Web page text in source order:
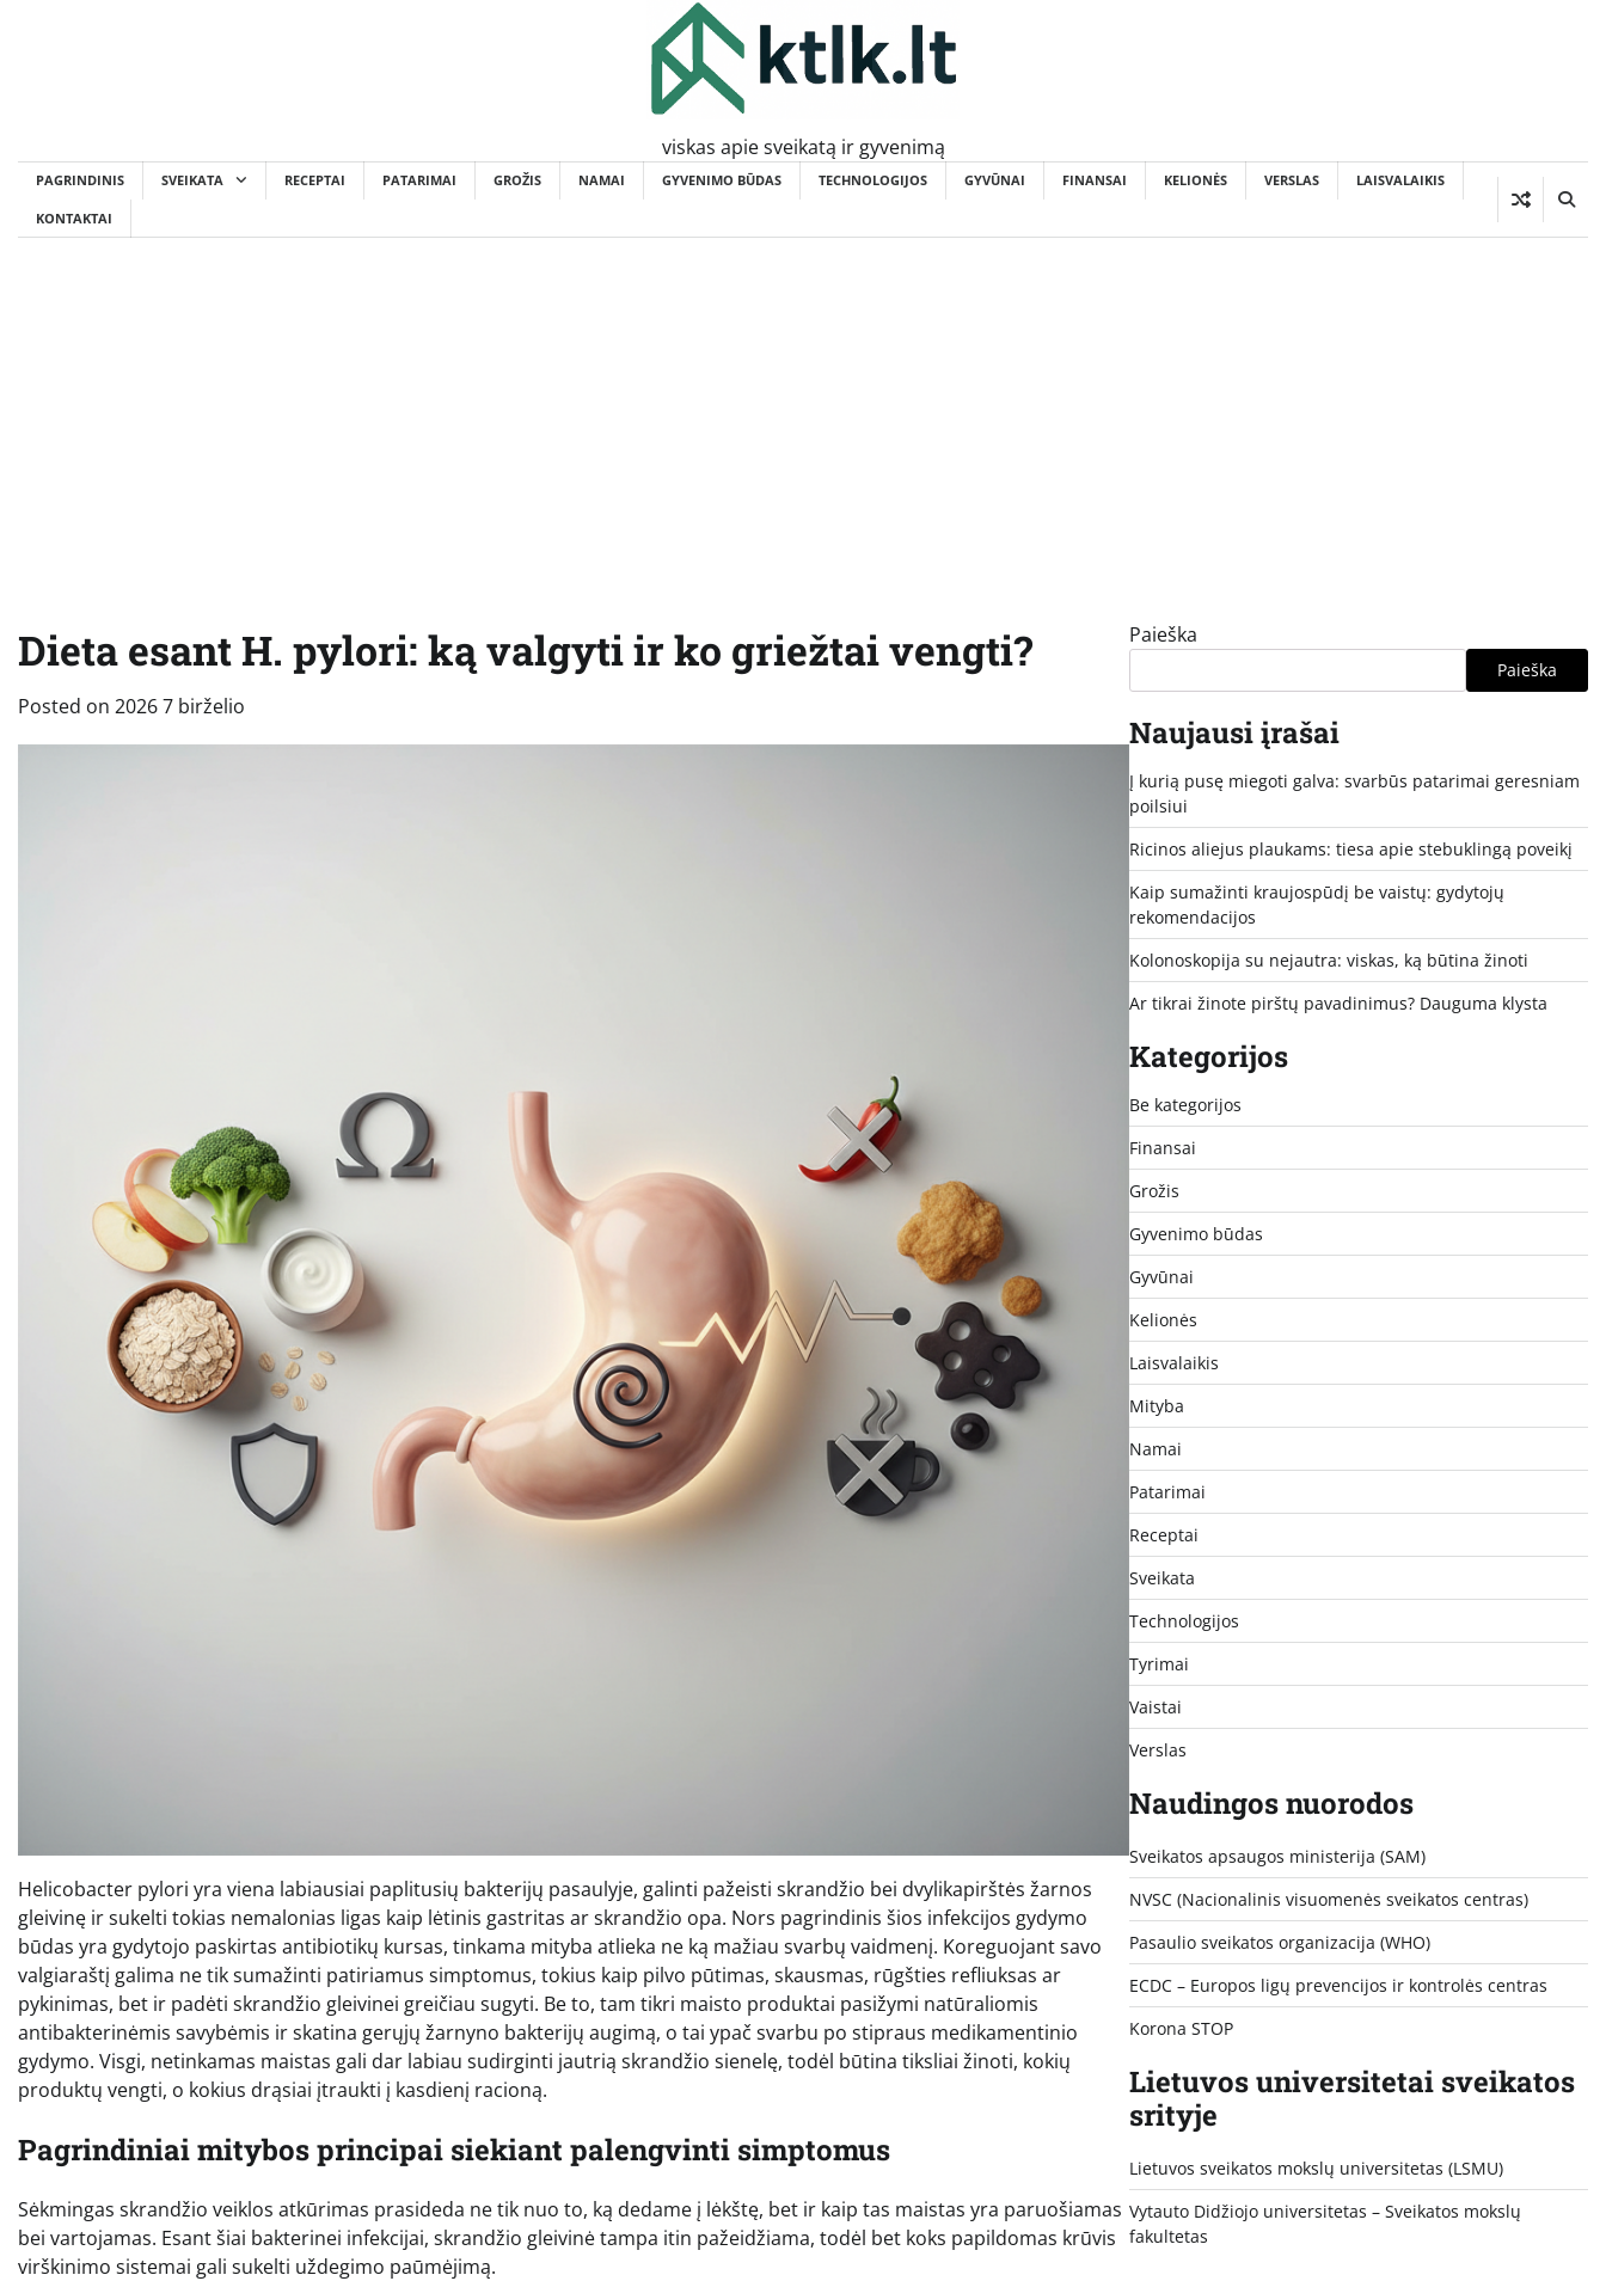
viskas apie sveikatą ir gyvenimą
PAGRINDINIS SVEIKATA RECEPTAI PATARIMAI GROŽIS NAMAI GYVENIMO BŪDAS TECHNOLOGIJOS GYVŪNAI FINANSAI KELIONĖS VERSLAS LAISVALAIKIS
KONTAKTAI
Dieta esant H. pylori: ką valgyti ir ko griežtai vengti?
Posted on 2026 7 birželio
Helicobacter pylori yra viena labiausiai paplitusių bakterijų pasaulyje, galinti pažeisti skrandžio bei dvylikapirštės žarnos
gleivinę ir sukelti tokias nemalonias ligas kaip lėtinis gastritas ar skrandžio opa. Nors pagrindinis šios infekcijos gydymo
būdas yra gydytojo paskirtas antibiotikų kursas, tinkama mityba atlieka ne ką mažiau svarbų vaidmenį. Koreguojant savo
valgiaraštį galima ne tik sumažinti patiriamus simptomus, tokius kaip pilvo pūtimas, skausmas, rūgšties refliuksas ar
pykinimas, bet ir padėti skrandžio gleivinei greičiau sugyti. Be to, tam tikri maisto produktai pasižymi natūraliomis
antibakterinėmis savybėmis ir skatina gerųjų žarnyno bakterijų augimą, o tai ypač svarbu po stipraus medikamentinio
gydymo. Visgi, netinkamas maistas gali dar labiau sudirginti jautrią skrandžio sienelę, todėl būtina tiksliai žinoti, kokių
produktų vengti, o kokius drąsiai įtraukti į kasdienį racioną.
Pagrindiniai mitybos principai siekiant palengvinti simptomus
Sėkmingas skrandžio veiklos atkūrimas prasideda ne tik nuo to, ką dedame į lėkštę, bet ir kaip tas maistas yra paruošiamas
bei vartojamas. Esant šiai bakterinei infekcijai, skrandžio gleivinė tampa itin pažeidžiama, todėl bet koks papildomas krūvis
virškinimo sistemai gali sukelti uždegimo paūmėjimą.
Paieška
Paieška
Naujausi įrašai
Į kurią pusę miegoti galva: svarbūs patarimai geresniam
poilsiui
Ricinos aliejus plaukams: tiesa apie stebuklingą poveikį
Kaip sumažinti kraujospūdį be vaistų: gydytojų
rekomendacijos
Kolonoskopija su nejautra: viskas, ką būtina žinoti
Ar tikrai žinote pirštų pavadinimus? Dauguma klysta
Kategorijos
Be kategorijos
Finansai
Grožis
Gyvenimo būdas
Gyvūnai
Kelionės
Laisvalaikis
Mityba
Namai
Patarimai
Receptai
Sveikata
Technologijos
Tyrimai
Vaistai
Verslas
Naudingos nuorodos
Sveikatos apsaugos ministerija (SAM)
NVSC (Nacionalinis visuomenės sveikatos centras)
Pasaulio sveikatos organizacija (WHO)
ECDC – Europos ligų prevencijos ir kontrolės centras
Korona STOP
Lietuvos universitetai sveikatos
srityje
Lietuvos sveikatos mokslų universitetas (LSMU)
Vytauto Didžiojo universitetas – Sveikatos mokslų
fakultetas